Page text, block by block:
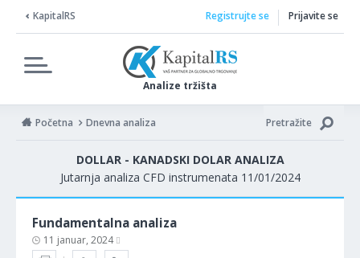
KapitalRS
Analize tržišta
Registrujte se Prijavite se
Početna Dnevna analiza Pretražite
DOLLAR - KANADSKI DOLAR ANALIZA
Jutarnja analiza CFD instrumenata 11/01/2024
Fundamentalna analiza
11 januar, 2024